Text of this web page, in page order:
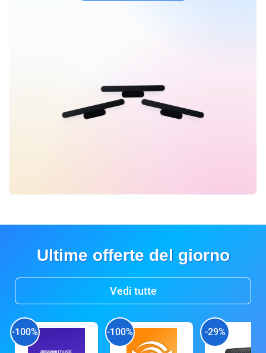
Ultime offerte del giorno
Vedi tutte
-100% -100% -29%